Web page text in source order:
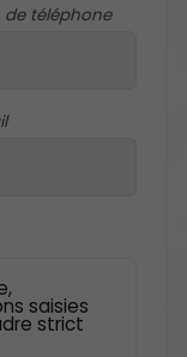
de téléphone
saisies
strict